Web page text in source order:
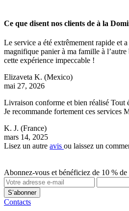
Ce que disent nos clients de à la
Le service a été extrêmement rapide et
magnifique panier à ma famille à
cette expérience impeccable !
Elizaveta K. (Mexico)
mai 27, 2026
Livraison conforme et bien réalisé Tout
Je recommande fortement ces services
K. J. (France)
mars 14, 2025
Lisez un autre avis ou laissez un
Abonnez-vous et bénéficiez de 10 %
S’abonner
Contacts